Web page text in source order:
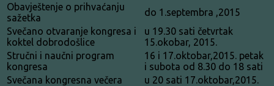
Obavještenje o prihvaćanju
sažetka
do 1.septembra ,2015
Svečano otvaranje kongresa i
koktel dobrodošlice
u 19.30 sati četvrtak
15.okobar, 2015.
Stručni i naučni program
kongresa
16 i 17.oktobar,2015. petak
i subota od 8.30 do 18 sati
Svečana kongresna večera
u 20 sati 17.oktobar,2015.